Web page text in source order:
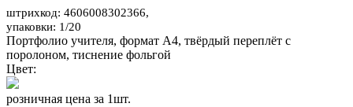
штрихкод: 4606008302366,
упаковки: 1/20
Портфолио учителя, формат А4, твёрдый переплёт с
поролоном, тиснение фольгой
Цвет:
розничная цена за 1шт.